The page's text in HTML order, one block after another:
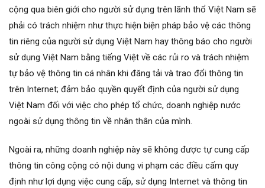
cộng qua biên giới cho người sử dụng trên lãnh thổ Việt Nam sẽ
phải có trách nhiệm như thực hiện biện pháp bảo vệ các thông
tin riêng của người sử dụng Việt Nam hay thông báo cho người
sử dụng Việt Nam bằng tiếng Việt về các rủi ro và trách nhiệm
tự bảo vệ thông tin cá nhân khi đăng tải và trao đổi thông tin
trên Internet; đảm bảo quyền quyết định của người sử dụng
Việt Nam đối với việc cho phép tổ chức, doanh nghiệp nước
ngoài sử dụng thông tin về nhân thân của mình.
Ngoài ra, những doanh nghiệp này sẽ không được tự cung cấp
thông tin công cộng có nội dung vi phạm các điều cấm quy
định như lợi dụng việc cung cấp, sử dụng Internet và thông tin